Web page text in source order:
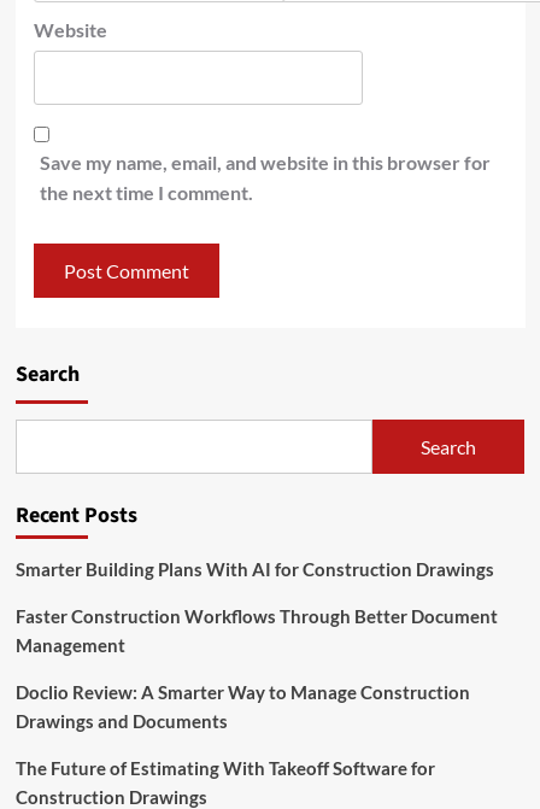
Website
Save my name, email, and website in this browser for
the next time I comment.
Search
Search
Recent Posts
Smarter Building Plans With AI for Construction Drawings
Faster Construction Workflows Through Better Document
Management
Doclio Review: A Smarter Way to Manage Construction
Drawings and Documents
The Future of Estimating With Takeoff Software for
Construction Drawings